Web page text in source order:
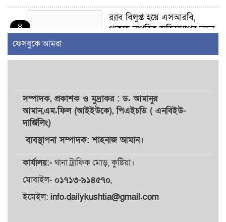
৪
র‍্যাব বিলুপ্ত হয়ে এসআরবি,
থাকছে নাগরিক অভিযোগের নতুন
গুরুতর আহত
৬
সাঈদীর ছবিতে জুতা
আমির হামজা
ইসলামী বিশ্ববিদ্যালয়র ৪৪
শিক্ষককে ঘিরে দেশব্যাপী গোপন
গঠিত হলো উচ্চপর্যায়ের কমিটি
ফেসবুকে আমরা
সম্পাদক, প্রকাশকওমুদ্রাকর: ড. আমানুর
আমান,এম.ফিল (আইইউকে), পিএইচডি ( এনবিইউ-
দার্জিলিং)
ব্যবস্থাপনা সম্পাদক: শাহনাজ আমান।
কার্যালয়:-থানা ট্রাফিক মোড়, কুষ্টিয়া।
মোবাইল- ০১৭১৩-৯১৪৫৭০,
ইমেইল: info.dailykushtia@gmail.com